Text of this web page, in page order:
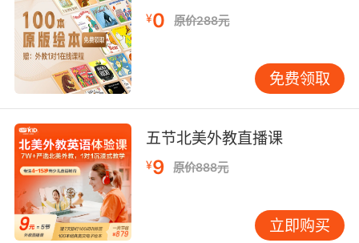
学习时长提升25%。 当前在线教育已从粗放扩张
转向精细化运营阶段。VIPKID通过科学分级、精
准匹配、本土创新、技术赋能四大支柱，构建起
差异化的课程护城河。未来建议行业加强AI个性
化教学研发，建立跨平台课程互通标准，推动教
育资源的高效配置。对于家长选择，应着重考察
课程体系的完整性、教师资源的质量控制、技术
应用的实际价值等核心要素。
¥0 原价288元
免费领取
五节北美外教直播课
¥9 原价888元
立即购买